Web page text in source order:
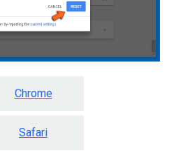
Chrome
Safari